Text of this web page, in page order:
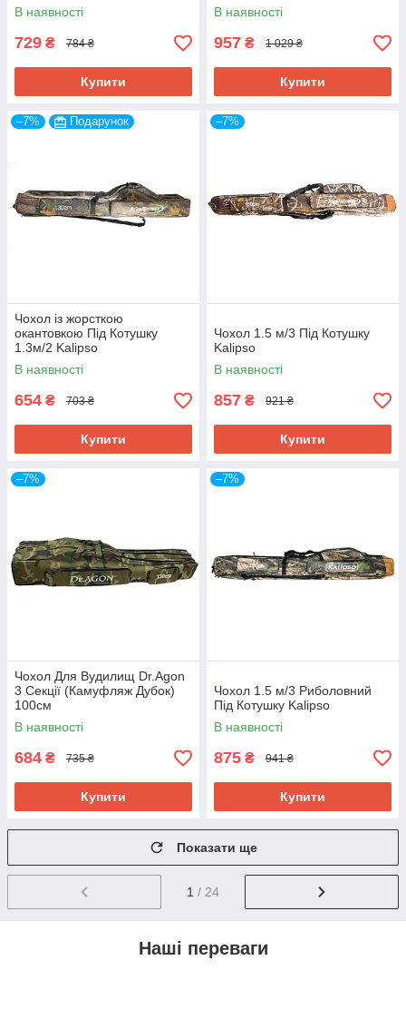
В наявності
729 ₴ 784 ₴
Купити
В наявності
957 ₴ 1 029 ₴
Купити
–7% Подарунок
Чохол із жорсткою
окантовкою Під Котушку
1.3м/2 Kalipso
В наявності
654 ₴ 703 ₴
Купити
–7%
Чохол 1.5 м/3 Під Котушку
Kalipso
В наявності
857 ₴ 921 ₴
Купити
–7%
Чохол Для Вудилищ Dr.Agon
3 Секції (Камуфляж Дубок)
100см
В наявності
684 ₴ 735 ₴
Купити
–7%
Чохол 1.5 м/3 Риболовний
Під Котушку Kalipso
В наявності
875 ₴ 941 ₴
Купити
Показати ще
1 / 24
Наші переваги